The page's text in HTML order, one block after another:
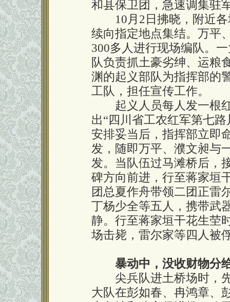
和县保卫团，急速调集驻
10月2日拂晓，附近各
续向指定地点集结。万平
300多人进行现场编队。
队负责抓土豪劣绅、运粮
渊的起义部队为指挥部的
工队，担任宣传工作。
起义人员每人发一根红
出“四川省工农红军第七
安排妥当后，指挥部立即
发，随即万平、濮文昶与
发。当队伍过马滩桥后，
碑方向前进，行至蒋家垣
团总夏作舟带领二团正雷
丁杨少全等五人，携带武
静。行至蒋家垣干花生茔
场击毙，雷尔家等四人被
暴动中，没收财物分
尖兵队进土桥场时，先
大队在彭如春、冉鸿章、